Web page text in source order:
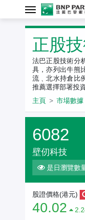
正股
法巴正股技術分
具，亦列出牛熊
流﹑北水持倉比
推薦選擇部署投
主頁
市場數據
6082
壁仞科技
是日瀏覽數
股證價格(港元)
40.02